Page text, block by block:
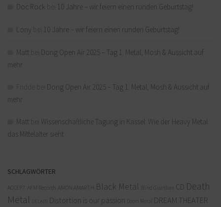
Doc Rock 10 Jahre – wir feiern einen runden Geburtstag!
Lony 10 Jahre – wir feiern einen runden Geburtstag!
Matt
Dong Open Air 2025 – Tag 1: Metal, Mosh & Aussicht auf
mehr
Dong Open Air 2025 – Tag 1: Metal, Mosh & Aussicht auf
mehr
Matt
Wissenschaftliche Tagung in Kassel: Wie der Heavy Metal
das Mittelalter sieht
SCHLAGWÖRTER
ACCEPT AFM Records AMON AMARTH Black Metal Blind Guardian CD Death
Metal
DELAIN Distortion is our passion Doom Metal DREAM THEATER